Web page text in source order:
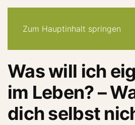
Zum Hauptinhalt springen
Was will ich
im Leben? –
dich selbst